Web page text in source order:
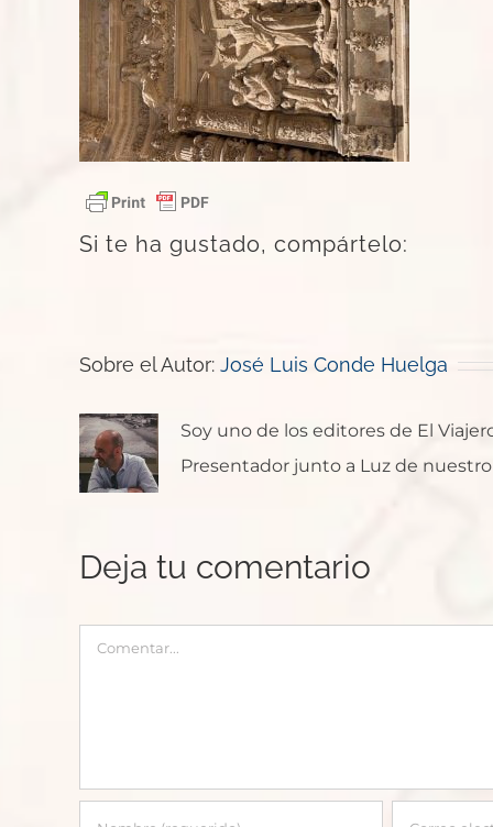
Si te ha gustado, compártelo:
Sobre el Autor: José Luis Conde Huelga
Soy uno de los editores de El
Presentador junto a Luz de
Deja tu comentario
Comentar